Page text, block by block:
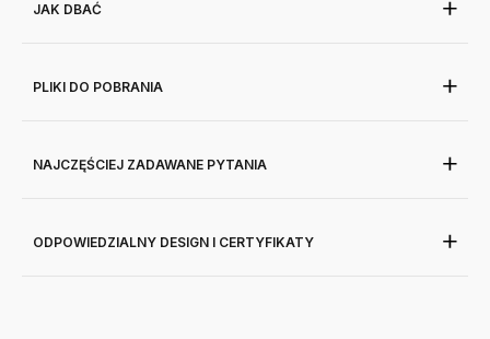
JAK DBAĆ
PLIKI DO POBRANIA
NAJCZĘŚCIEJ ZADAWANE PYTANIA
ODPOWIEDZIALNY DESIGN I CERTYFIKATY